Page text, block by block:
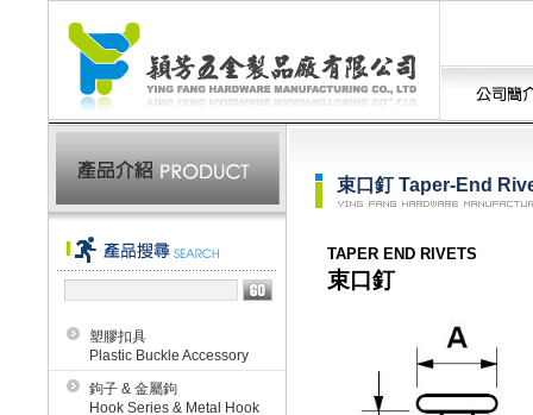
塑膠扣具
Plastic Buckle Accessory
鉤子 & 金屬鉤
Hook Series & Metal Hook
束口釘 Taper-End
TAPER END RIVETS
束口釘